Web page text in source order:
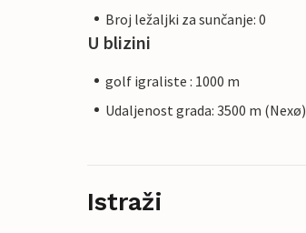
Broj ležaljki za sunčanje: 0
U blizini
golf igraliste : 1000 m
Udaljenost grada: 3500 m (Nexø)
Istraži